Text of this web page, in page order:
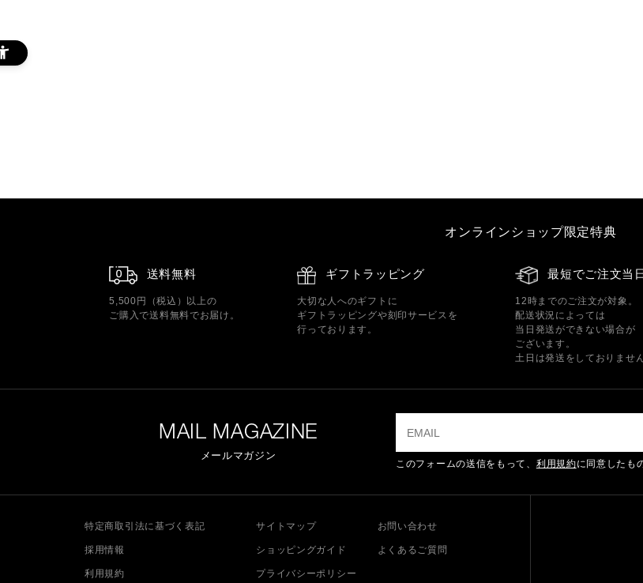
オンラインショップ限定特典
送料無料
5,500円（税込）以上の
ご購入で送料無料でお届け。
ギフトラッピング
大切な人へのギフトに
ギフトラッピングや刻印サービスを
行っております。
最短でご注文当
12時までのご注文が対象。
配送状況によっては
当日発送ができない場合が
ございます。
土日は発送をしておりません
MAIL MAGAZINE
メールマガジン
このフォームの送信をもって、 利用規約に同意したも
特定商取引法に基づく表記 サイトマップ お問い合わせ
採用情報 ショッピングガイド よくあるご質問
利用規約 プライバシーポリシー